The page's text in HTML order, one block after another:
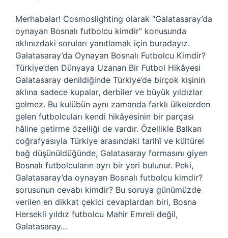
Merhabalar! Cosmoslighting olarak “Galatasaray’da
oynayan Bosnalı futbolcu kimdir” konusunda
aklınızdaki soruları yanıtlamak için buradayız.
Galatasaray’da Oynayan Bosnalı Futbolcu Kimdir?
Türkiye’den Dünyaya Uzanan Bir Futbol Hikâyesi
Galatasaray denildiğinde Türkiye’de birçok kişinin
aklına sadece kupalar, derbiler ve büyük yıldızlar
gelmez. Bu kulübün aynı zamanda farklı ülkelerden
gelen futbolcuları kendi hikâyesinin bir parçası
hâline getirme özelliği de vardır. Özellikle Balkan
coğrafyasıyla Türkiye arasındaki tarihî ve kültürel
bağ düşünüldüğünde, Galatasaray formasını giyen
Bosnalı futbolcuların ayrı bir yeri bulunur. Peki,
Galatasaray’da oynayan Bosnalı futbolcu kimdir?
sorusunun cevabı kimdir? Bu soruya günümüzde
verilen en dikkat çekici cevaplardan biri, Bosna
Hersekli yıldız futbolcu Mahir Emreli değil,
Galatasaray…